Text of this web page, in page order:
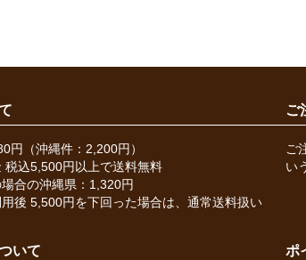
円（沖縄件：2,200円）
税込5,500円以上で送料無料
合の沖縄県：1,320円
後 5,500円を下回った場合は、通常送料扱い
ご
ご
い
いて ポ